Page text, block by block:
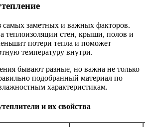
заметных и важных факторов.
теплоизоляции стен, крыши, полов и
потери тепла и поможет
температуру внутри.
бывают разные, но важна не только
подобранный материал по
характеристикам.
и их свойства